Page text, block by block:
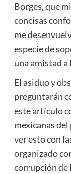
Borges, que
concisas
me
especie de
una amistad a
El asiduo y
preguntarán
este artículo
mexicanas
ver esto con
organizado
corrupción de